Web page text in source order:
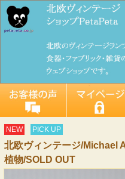
NEW PICK UP
北欧ヴィンテージ/Michael
植物/SOLD OUT